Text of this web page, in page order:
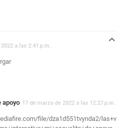
a las 2:41 p.m.
apoyo 17 de marzo de 2022 a las 12:27 p.m.
file/dza1d551tvynda2/las+v